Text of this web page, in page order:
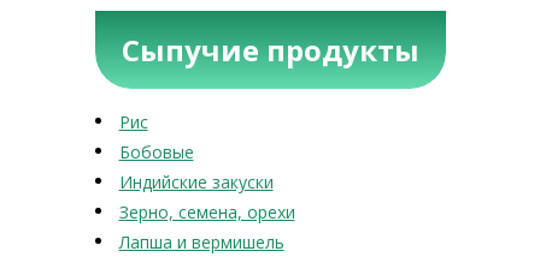
Сыпучие продукты
Рис
Бобовые
Индийские закуски
Зерно, семена, орехи
Лапша и вермишель